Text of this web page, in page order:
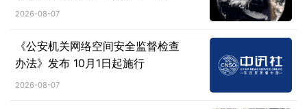
普→
2026-08-07
《公安机关网络空间安全监督检查
办法》发布 10月1日起施行
2026-08-07